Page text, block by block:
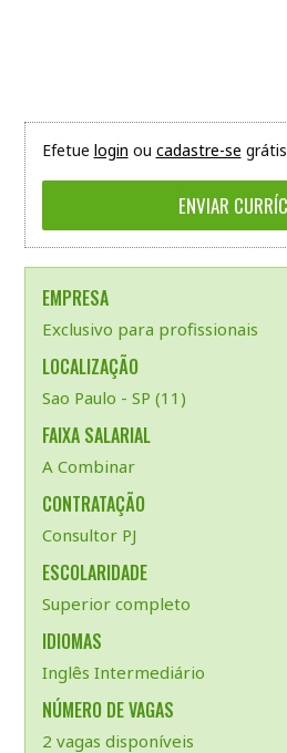
Efetue login ou cadastre-se grátis
EMPRESA
Exclusivo para profissionais
LOCALIZAÇÃO
Sao Paulo - SP (11)
FAIXA SALARIAL
A Combinar
CONTRATAÇÃO
Consultor PJ
ESCOLARIDADE
Superior completo
IDIOMAS
Inglês Intermediário
NÚMERO DE VAGAS
2 vagas disponíveis